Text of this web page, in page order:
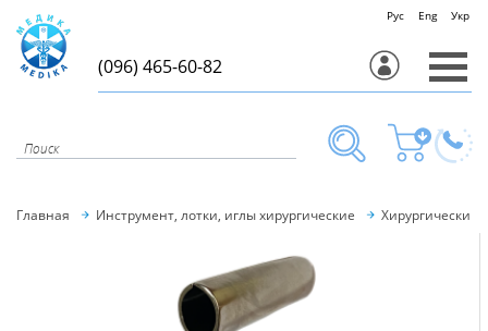
Рус Eng Укр
(096) 465-60-82
Главная Инструмент, лотки, иглы хирургические